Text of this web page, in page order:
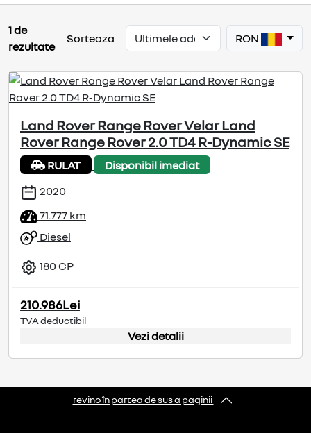
1 de
rezultate
Sorteaza RON
Land Rover Range Rover Velar Land
Rover Range Rover 2.0 TD4 R-Dynamic SE
RULAT
Disponibil imediat
2020
71.777 km
Diesel
180 CP
210.986Lei
TVA deductibil
Vezi detalii
revino în partea de sus a paginii